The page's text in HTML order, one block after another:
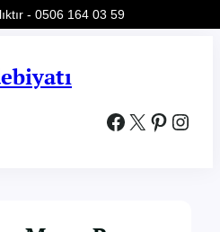
Facebook X Pinterest Instagram
- 0506 164 03 59